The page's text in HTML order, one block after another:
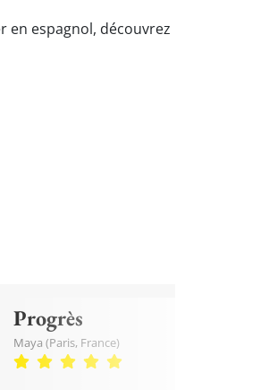
en espagnol, découvrez
Progrès
Maya (Paris, France)